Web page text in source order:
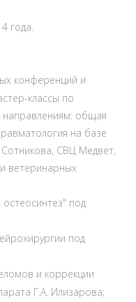
года.
конференций и
классы по
общая
на базе
СВЦ Медвет,
ветеринарных
под
под
и коррекции
Г.А. Илизарова;